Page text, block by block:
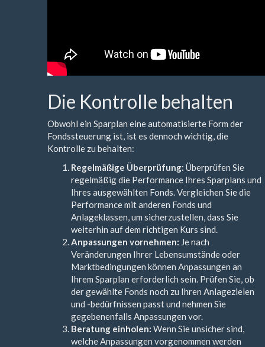
Die Kontrolle behalten
Obwohl ein Sparplan eine automatisierte Form der
Fondssteuerung ist, ist es dennoch wichtig, die
Kontrolle zu behalten:
Regelmäßige Überprüfung: Überprüfen Sie
regelmäßig die Performance Ihres Sparplans und
Ihres ausgewählten Fonds. Vergleichen Sie die
Performance mit anderen Fonds und
Anlageklassen, um sicherzustellen, dass Sie
weiterhin auf dem richtigen Kurs sind.
Anpassungen vornehmen: Je nach
Veränderungen Ihrer Lebensumstände oder
Marktbedingungen können Anpassungen an
Ihrem Sparplan erforderlich sein. Prüfen Sie, ob
der gewählte Fonds noch zu Ihren Anlagezielen
und -bedürfnissen passt und nehmen Sie
gegebenenfalls Anpassungen vor.
Beratung einholen: Wenn Sie unsicher sind,
welche Anpassungen vorgenommen werden